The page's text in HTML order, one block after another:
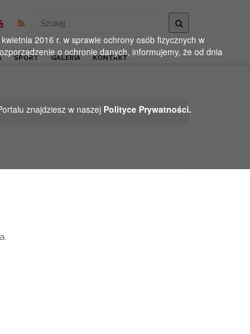
Wyszukaj
SPORT GALERIA KONTAKT
2016 r. w sprawie ochrony osób fizycznych w
o ochronie danych, informujemy, że od dnia
znajdziesz w naszej Polityce Prywatności.